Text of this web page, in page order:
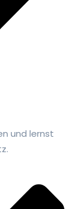
und lernst